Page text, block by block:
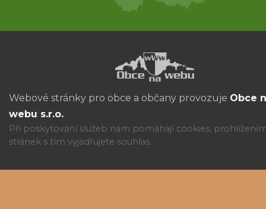
Webové stránky pro obce a občany provozuje Obce
webu s.r.o.
Při poskytování služeb nám pomáhají cookies,
stránek s tím vyjadřujete souhlas.